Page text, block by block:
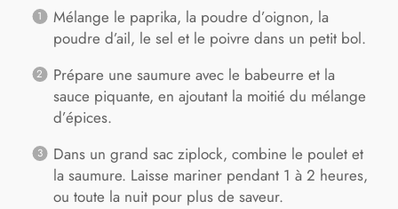
Mélange le paprika, la poudre d’oignon, la
poudre d’ail, le sel et le poivre dans un petit bol.
Prépare une saumure avec le babeurre et la
sauce piquante, en ajoutant la moitié du mélange
d’épices.
Dans un grand sac ziplock, combine le poulet et
la saumure. Laisse mariner pendant 1 à 2 heures,
ou toute la nuit pour plus de saveur.